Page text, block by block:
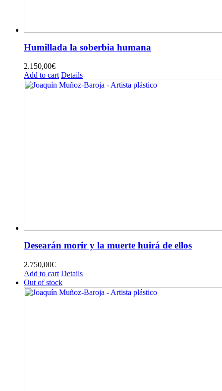
Humillada la soberbia humana
2.150,00€
Add to cart Details
Desearán morir y la muerte huirá de ellos
2.750,00€
Add to cart Details
Out of stock